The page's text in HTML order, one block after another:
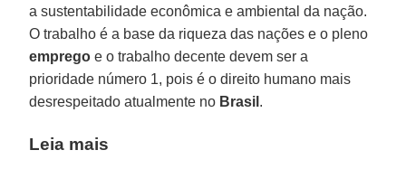
a sustentabilidade econômica e ambiental da nação.
O trabalho é a base da riqueza das nações e o pleno
emprego e o trabalho decente devem ser a
prioridade número 1, pois é o direito humano mais
desrespeitado atualmente no Brasil .
Leia mais